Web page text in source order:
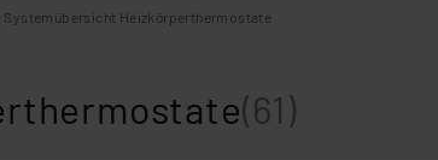
Systemübersicht Heizkörperthermostate
(61)